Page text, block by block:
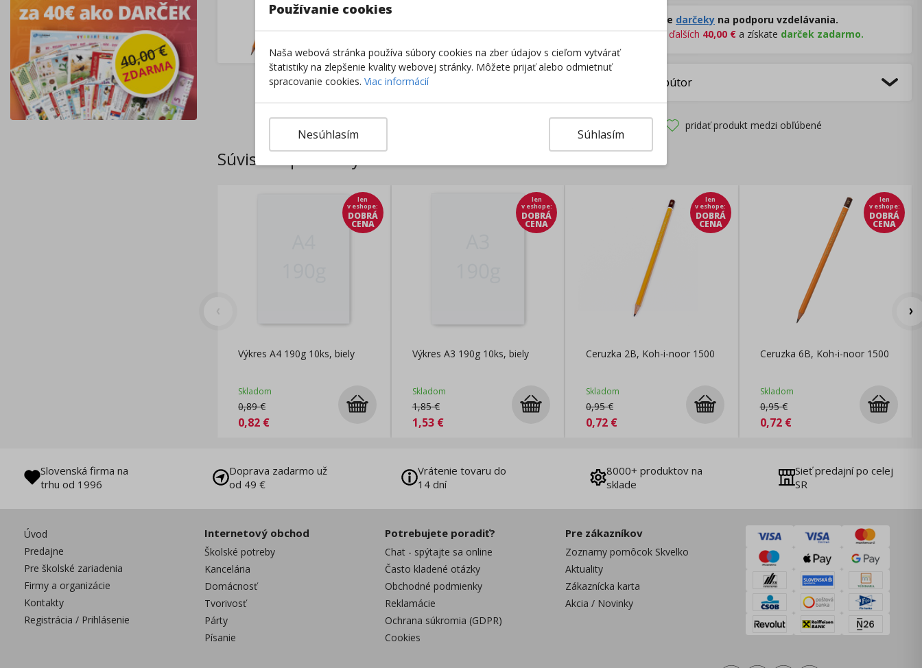
Rozdávame darčeky na podporu vzdelávania.
ďalších 40,00 € a získate darček zadarmo.
Výrobca/Distribútor
pridať produkt medzi obľúbené
Súvisiace produkty
len
v eshope:
DOBRÁ
CENA
Výkres A4 190g 10ks, biely
Skladom
0,89€
0,82 €
len
v eshope:
DOBRÁ
CENA
Výkres A3 190g 10ks, biely
Skladom
1,85€
1,53€
len
v eshope:
DOBRÁ
CENA
Ceruzka 2B, Koh-i-noor 1500
Skladom
0,95€
0,72 €
len
v eshope:
DOBRÁ
CENA
Ceruzka 6B, Koh-i-noor 1500
Skladom
0,95€
0,72€
Slovenská firma na
trhu od 1996
Doprava zadarmo už
od 49 €
Vrátenie tovaru do
14 dní
8000+ produktov na
sklade
Sieť predajní po celej
SR
Úvod
Predajne
Pre školské zariadenia
Firmy a organizácie
Kontakty
Registrácia / Prihlásenie
Internetový obchod
Školské potreby
Kancelária
Domácnosť
Tvorivosť
Párty
Písanie
Potrebujete poradiť?
Chat - spýtajte sa online
Často kladené otázky
Obchodné podmienky
Reklamácie
Ochrana súkromia (GDPR)
Cookies
Pre zákazníkov
Zoznamy pomôcok Skvelko
Aktuality
Zákaznícka karta
Akcia / Novinky
Používanie cookies
Naša webová stránka používa súbory cookies na zber údajov s cieľom vytvárať
štatistiky na zlepšenie kvality webovej stránky. Môžete prijať alebo odmietnuť
spracovanie cookies. Viac informácií
Súhlasím
Nesúhlasím